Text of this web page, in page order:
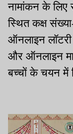
नामांकन के लिए
स्थित कक्ष
ऑनलाइन लॉटरी
और ऑनलाइन
बच्चों के चयन में